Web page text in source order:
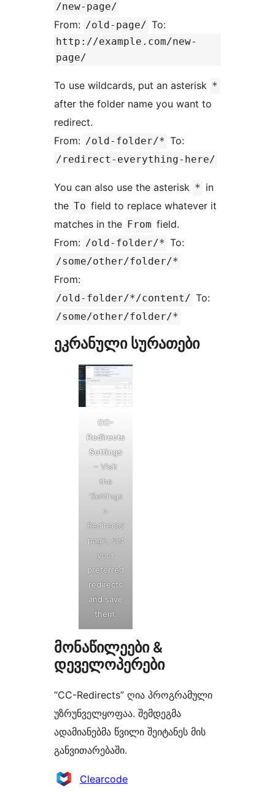
/new-page/
From: /old-page/ To:
http://example.com/new-
page/
To use wildcards, put an asterisk *
after the folder name you want to
redirect.
From: /old-folder/* To:
/redirect-everything-here/
You can also use the asterisk * in
the To field to replace whatever it
matches in the From field.
From: /old-folder/* To:
/some/other/folder/*
From:
/old-folder/*/content/ To:
/some/other/folder/*
ეკრანული სურათები
CC-
Redirects
Settings
– Visit
the
‘Settings
>
Redirects’
page, set
your
preferred
redirects
and save
them.
მონაწილეები &
დეველოპერები
“CC-Redirects” ღია პროგრამული
უზრუნველყოფაა. შემდეგმა
ადამიანებმა წვილი შეიტანეს მის
განვითარებაში.
მონაწილეები
Clearcode